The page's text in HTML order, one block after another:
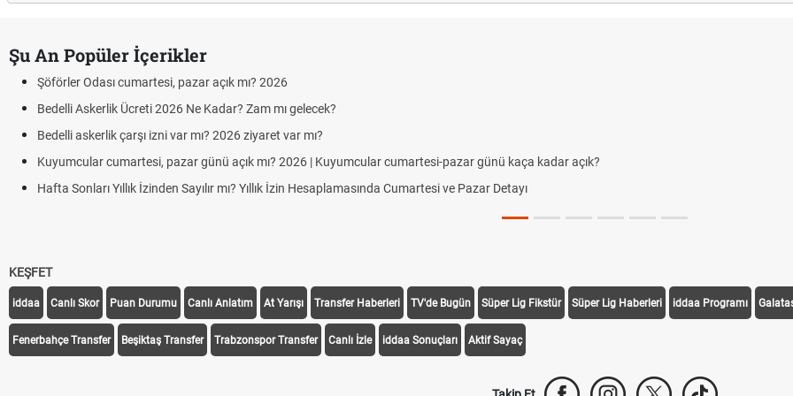
Şu An Popüler İçerikler
cumartesi, pazar açık mı? 2026
Ücreti 2026 Ne Kadar? Zam mı gelecek?
çarşı izni var mı? 2026 ziyaret var mı?
cumartesi, pazar günü açık mı? 2026 | Kuyumcular cumartesi-pazar günü kaça kadar açık?
Yıllık İzinden Sayılır mı? Yıllık İzin Hesaplamasında Cumartesi ve Pazar Detayı
KEŞFET
iddaa Canlı Skor Puan Durumu Canlı Anlatım At Yarışı Transfer Haberleri TV'de Bugün Süper Lig Fikstür Süper Lig Haberleri iddaa Programı
Fenerbahçe Transfer Beşiktaş Transfer Trabzonspor Transfer Canlı İzle iddaa Sonuçları Aktif Sayaç